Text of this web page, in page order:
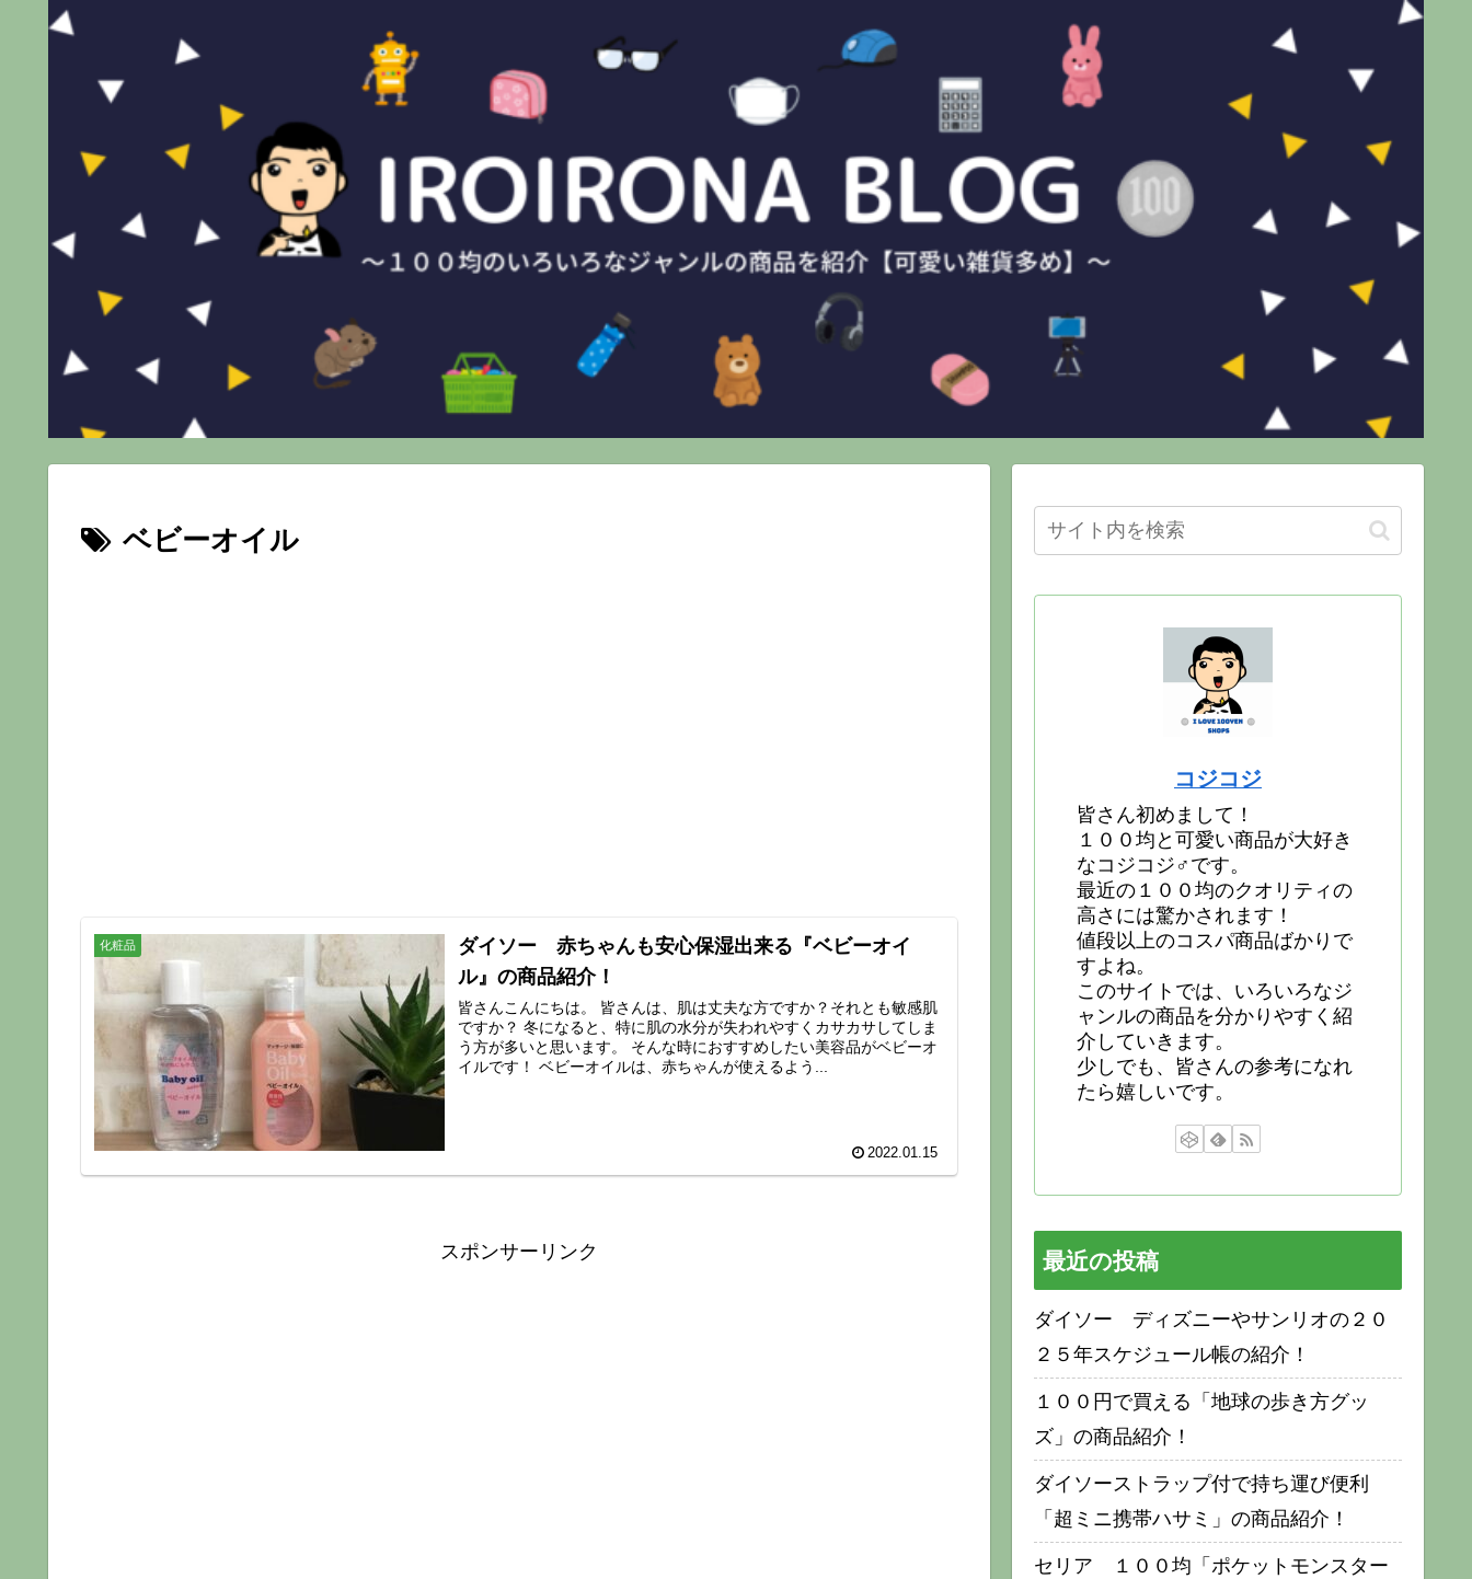
ベビーオイル
化粧品
ダイソー 赤ちゃんも安心保湿出来る『ベビーオイ
ル』の商品紹介！
皆さんこんにちは。 皆さんは、肌は丈夫な方ですか？それとも敏感肌
ですか？ 冬になると、特に肌の水分が失われやすくカサカサしてしま
う方が多いと思います。 そんな時におすすめしたい美容品がベビーオ
イルです！ ベビーオイルは、赤ちゃんが使えるよう...
2022.01.15
スポンサーリンク
コジコジ
皆さん初めまして！
１００均と可愛い商品が大好き
なコジコジ♂です。
最近の１００均のクオリティの
高さには驚かされます！
値段以上のコスパ商品ばかりで
すよね。
このサイトでは、いろいろなジ
ャンルの商品を分かりやすく紹
介していきます。
少しでも、皆さんの参考になれ
たら嬉しいです。
最近の投稿
ダイソー ディズニーやサンリオの２０
２５年スケジュール帳の紹介！
１００円で買える「地球の歩き方グッ
ズ」の商品紹介！
ダイソーストラップ付で持ち運び便利
「超ミニ携帯ハサミ」の商品紹介！
セリア １００均「ポケットモンスター